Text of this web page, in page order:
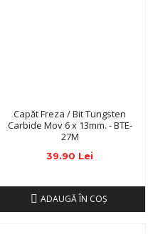
Capăt Freza / Bit Tungsten
Carbide Mov 6 x 13mm. - BTE-
27M
39.90 Lei
ADAUGĂ ÎN COŞ